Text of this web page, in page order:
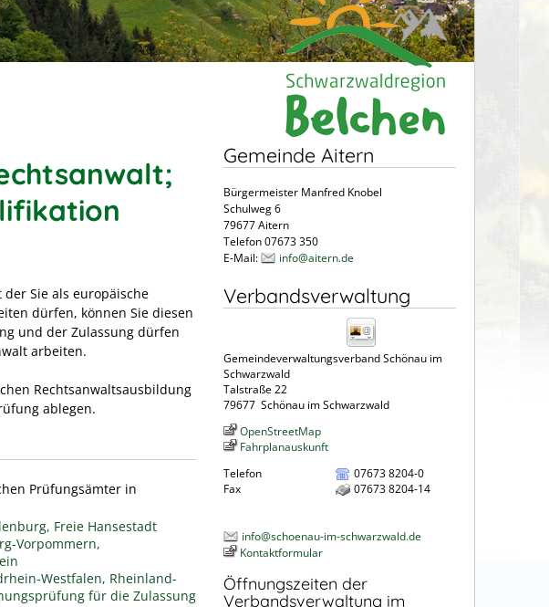
Sie als europäische
dürfen, können Sie diesen
und der Zulassung dürfen
arbeiten.
Rechtsanwaltsausbildung
ablegen.
Prüfungsämter in
Freie Hansestadt
Vorpommern,
Westfalen, Rheinland-
für die Zulassung
Gemeinde Aitern
Bürgermeister Manfred Knobel
Schulweg 6
79677 Aitern
Telefon 07673 350
E-Mail:
info@aitern.de
Verbandsverwaltung
Gemeindeverwaltungsverband Schönau im
Schwarzwald
Talstraße 22
79677 Schönau im Schwarzwald
OpenStreetMap
Fahrplanauskunft
Telefon
07673 8204-0
Fax
07673 8204-14
info@schoenau-im-schwarzwald.de
Kontaktformular
Öffnungszeiten der
Verbandsverwaltung im